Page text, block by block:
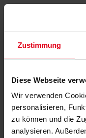
Zustimmung
Diese Webseite
Wir verwenden
personalisieren,
zu können und die
analysieren.